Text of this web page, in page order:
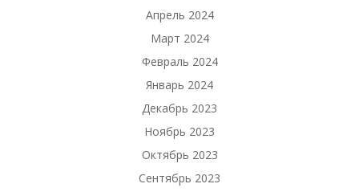
Апрель 2024
Март 2024
Февраль 2024
Январь 2024
Декабрь 2023
Ноябрь 2023
Октябрь 2023
Сентябрь 2023